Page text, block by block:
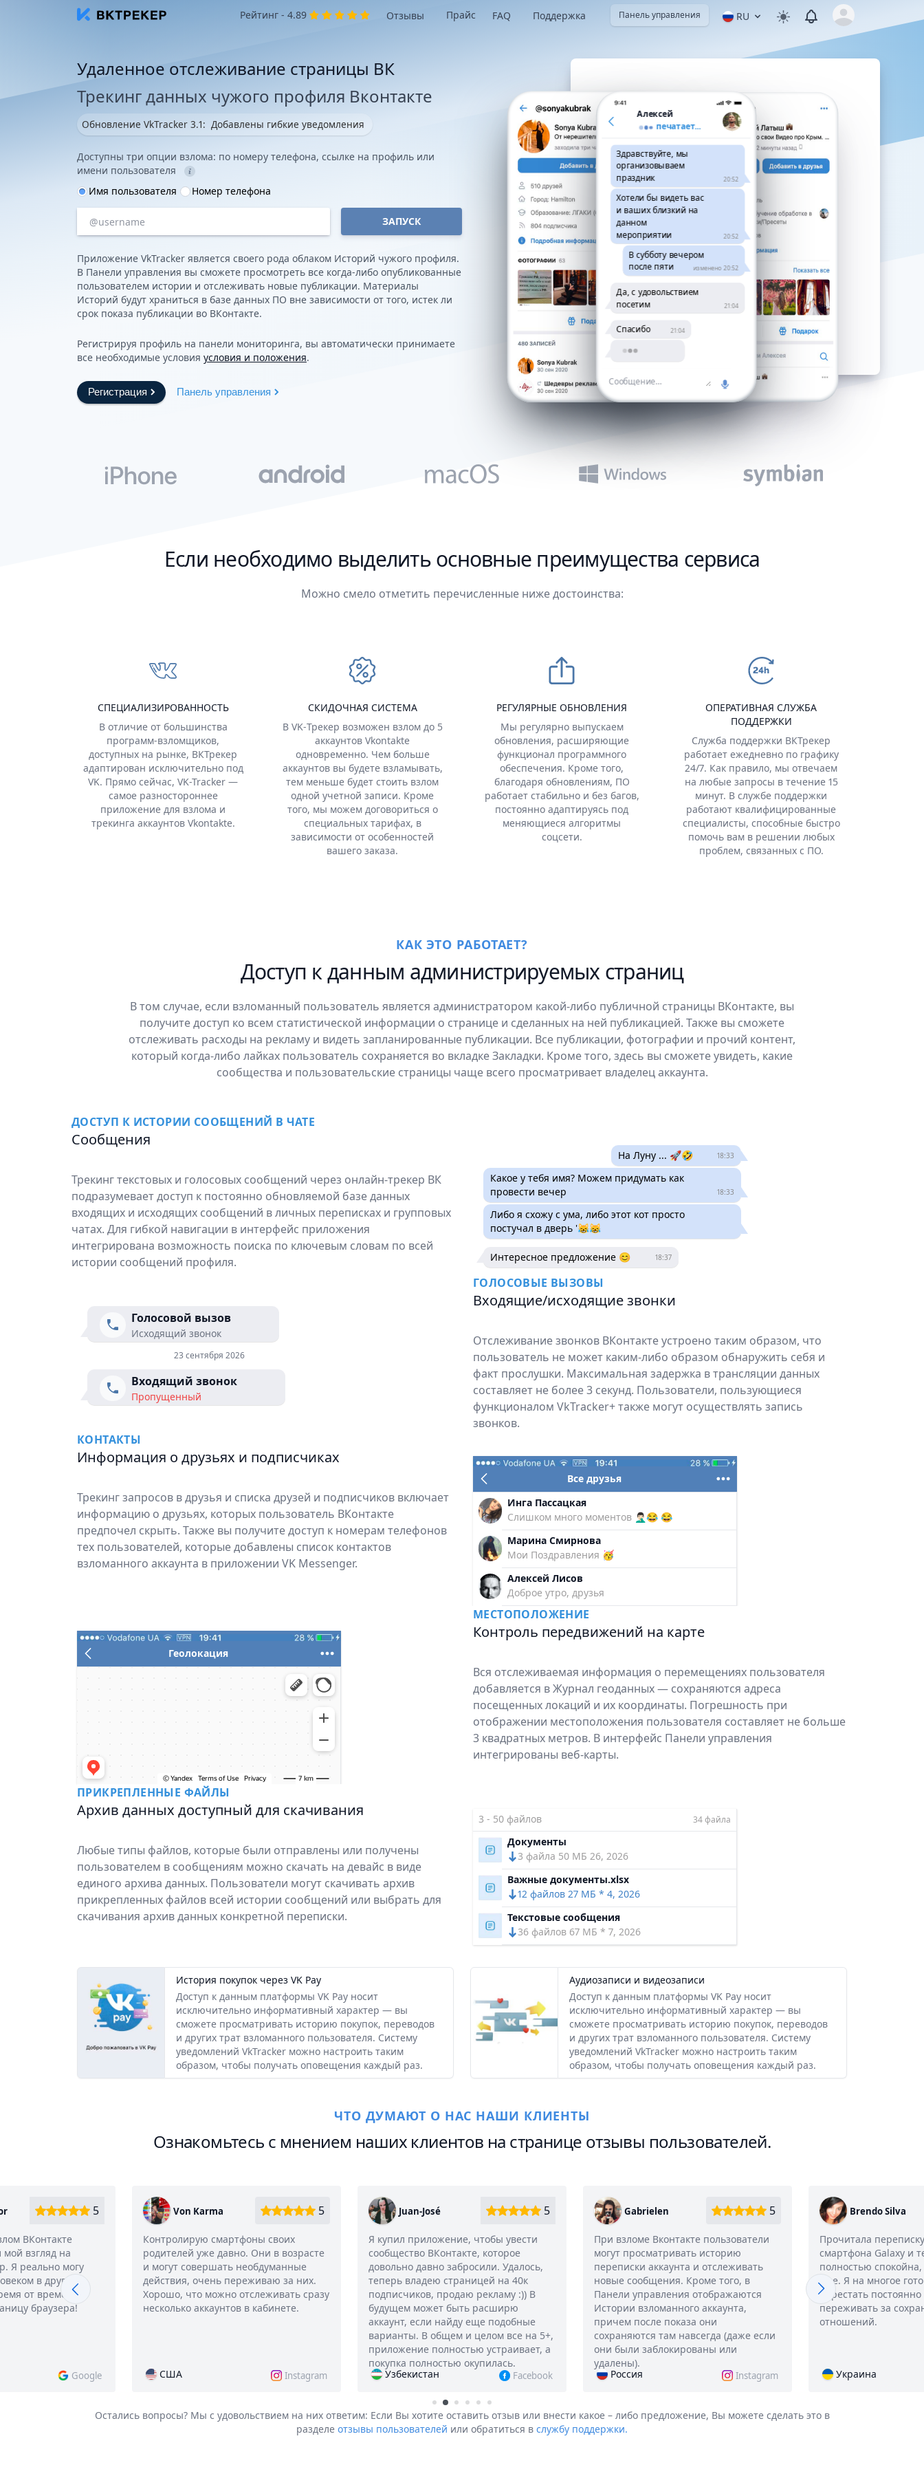
Рейтинг - 4.89 Отзывы Прайс FAQ Поддержка Панель управления RU View notifications
Open user menu
Удаленное отслеживание страницы ВК
Трекинг данных чужого профиля Вконтакте
Обновление VkTracker 3.1: Добавлены гибкие уведомления
Доступны три опции взлома: по номеру телефона, ссылке на профиль или
имени пользователя
Имя пользователя
Номер телефона
ЗАПУСК
Приложение VkTracker является своего рода облаком Историй чужого профиля.
В Панели управления вы сможете просмотреть все когда-либо опубликованные
пользователем истории и отслеживать новые публикации. Материалы
Историй будут храниться в базе данных ПО вне зависимости от того, истек ли
срок показа публикации во ВКонтакте.
Регистрируя профиль на панели мониторинга, вы автоматически принимаете
все необходимые условия условия и положения.
Регистрация Панель управления
Алексей
печатает...
20:52
Здравствуйте, мы
организовываем
праздник
20:52
Хотели бы видеть вас
и ваших близкий на
данном
мероприятии
изменено 20:52
В субботу вечером
после пяти
21:04
Да, с удовольствием
посетим
21:04
Cпасибо
Если необходимо выделить основные преимущества сервиса
Можно смело отметить перечисленные ниже достоинства:
СПЕЦИАЛИЗИРОВАННОСТЬ
В отличие от большинства
программ-взломщиков,
доступных на рынке, ВКТрекер
адаптирован исключительно под
VK. Прямо сейчас, VK-Tracker —
самое разностороннее
приложение для взлома и
трекинга аккаунтов Vkontakte.
СКИДОЧНАЯ СИСТЕМА
В VK-Трекер возможен взлом до 5
аккаунтов Vkontakte
одновременно. Чем больше
аккаунтов вы будете взламывать,
тем меньше будет стоить взлом
одной учетной записи. Кроме
того, мы можем договориться о
специальных тарифах, в
зависимости от особенностей
вашего заказа.
РЕГУЛЯРНЫЕ ОБНОВЛЕНИЯ
Мы регулярно выпускаем
обновления, расширяющие
функционал программного
обеспечения. Кроме того,
благодаря обновлениям, ПО
работает стабильно и без багов,
постоянно адаптируясь под
меняющиеся алгоритмы
соцсети.
ОПЕРАТИВНАЯ СЛУЖБА
ПОДДЕРЖКИ
Служба поддержки ВКТрекер
работает ежедневно по графику
24/7. Как правило, мы отвечаем
на любые запросы в течение 15
минут. В службе поддержки
работают квалифицированные
специалисты, способные быстро
помочь вам в решении любых
проблем, связанных с ПО.
КАК ЭТО РАБОТАЕТ?
Доступ к данным администрируемых страниц
В том случае, если взломанный пользователь является администратором какой-либо публичной страницы ВКонтакте, вы
получите доступ ко всем статистической информации о странице и сделанных на ней публикацией. Также вы сможете
отслеживать расходы на рекламу и видеть запланированные публикации. Все публикации, фотографии и прочий контент,
который когда-либо лайках пользователь сохраняется во вкладке Закладки. Кроме того, здесь вы сможете увидеть, какие
сообщества и пользовательские страницы чаще всего просматривает владелец аккаунта.
ДОСТУП К ИСТОРИИ СООБЩЕНИЙ В ЧАТЕ
Сообщения
Трекинг текстовых и голосовых сообщений через онлайн-трекер ВК
подразумевает доступ к постоянно обновляемой базе данных
входящих и исходящих сообщений в личных переписках и групповых
чатах. Для гибкой навигации в интерфейс приложения
интегрирована возможность поиска по ключевым словам по всей
истории сообщений профиля.
18:33
На Луну ... 🚀🤣
18:33
Какое у тебя имя? Можем придумать как
провести вечер
Либо я схожу с ума, либо этот кот просто
постучал в дверь '😹😹
18:37
Интересное предложение 😊
ГОЛОСОВЫЕ ВЫЗОВЫ
Входящие/исходящие звонки
Голосовой вызов
Исходящий звонок
23 сентября 2026
Входящий звонок
Пропущенный
Отслеживание звонков ВКонтакте устроено таким образом, что
пользователь не может каким-либо образом обнаружить себя и
факт прослушки. Максимальная задержка в трансляции данных
составляет не более 3 секунд. Пользователи, пользующиеся
функционалом VkTracker+ также могут осуществлять запись
звонков.
КОНТАКТЫ
Информация о друзьях и подписчиках
Трекинг запросов в друзья и списка друзей и подписчиков включает
информацию о друзьях, которых пользователь ВКонтакте
предпочел скрыть. Также вы получите доступ к номерам телефонов
тех пользователей, которые добавлены список контактов
взломанного аккаунта в приложении VK Messenger.
Все друзья
Инга Пассацкая
Слишком много моментов 🤦🏻‍♂️😂 😂
Марина Смирнова
Мои Поздравления 🥳
Алексей Лисов
Доброе утро, друзья
МЕСТОПОЛОЖЕНИЕ
Контроль передвижений на карте
Геолокация
Вся отслеживаемая информация о перемещениях пользователя
добавляется в Журнал геоданных — сохраняются адреса
посещенных локаций и их координаты. Погрешность при
отображении местоположения пользователя составляет не больше
3 квадратных метров. В интерфейс Панели управления
интегрированы веб-карты.
ПРИКРЕПЛЕННЫЕ ФАЙЛЫ
Архив данных доступный для скачивания
Любые типы файлов, которые были отправлены или получены
пользователем в сообщениям можно скачать на девайс в виде
единого архива данных. Пользователи могут скачивать архив
прикрепленных файлов всей истории сообщений или выбрать для
скачивания архив данных конкретной переписки.
3 - 50 файлов 34 файла
Документы
3 файла 50 МБ 26, 2026
Важные документы.xlsx
12 файлов 27 МБ * 4, 2026
Текстовые сообщения
36 файлов 67 МБ * 7, 2026
История покупок через VK Pay
Доступ к данным платформы VK Pay носит
исключительно информативный характер — вы
сможете просматривать историю покупок, переводов
и других трат взломанного пользователя. Систему
уведомлений VkTracker можно настроить таким
образом, чтобы получать оповещения каждый раз.
Аудиозаписи и видеозаписи
Доступ к данным платформы VK Pay носит
исключительно информативный характер — вы
сможете просматривать историю покупок, переводов
и других трат взломанного пользователя. Систему
уведомлений VkTracker можно настроить таким
образом, чтобы получать оповещения каждый раз.
ЧТО ДУМАЮТ О НАС НАШИ КЛИЕНТЫ
Ознакомьтесь с мнением наших клиентов на странице отзывы пользователей.
Von Karma 5
Контролирую смартфоны своих
родителей уже давно. Они в возрасте
и могут совершать необдуманные
действия, очень переживаю за них.
Хорошо, что можно отслеживать сразу
несколько аккаунтов в кабинете.
США Instagram
Juan-José 5
Я купил приложение, чтобы увести
сообщество ВКонтакте, которое
довольно давно забросили. Удалось,
теперь владею страницей на 40к
подписчиков, продаю рекламу :)) В
будущем может быть расширю
аккаунт, если найду еще подобные
варианты. В общем и целом все на 5+,
приложение полностью устраивает, а
покупка полностью окупилась.
Узбекистан
Facebook
Gabrielen 5
При взломе Вконтакте пользователи
могут просматривать историю
переписки аккаунта и отслеживать
новые сообщения. Кроме того, в
Панели управления отображаются
Истории взломанного аккаунта,
причем после показа они
сохраняются там навсегда (даже если
они были заблокированы или
удалены).
Россия
Instagram
Brendo Silva
Прочитала
смартфона Galaxy и
полностью
мне. Я на многое
перестать
переживать за
отношений.
Украина
5
ВКонтакте
взгляд на
Я реально могу
в другой
от времени
браузера!
Google
Остались вопросы? Мы с удовольствием на них ответим: Если Вы хотите оставить отзыв или внести какое – либо предложение, Вы можете сделать это в
разделе отзывы пользователей или обратиться в службу поддержки.